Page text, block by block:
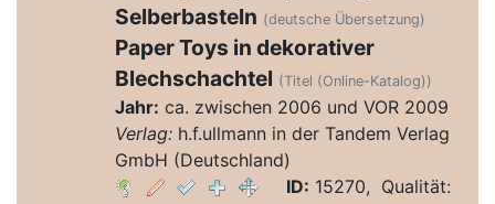
Selberbasteln (deutsche Übersetzung)
Paper Toys in dekorativer
Blechschachtel (Titel (Online-Katalog))
Jahr: ca. zwischen 2006 und VOR 2009
Verlag:h.f.ullmann in der Tandem Verlag
GmbH (Deutschland)
ID: 15270, Qualität: